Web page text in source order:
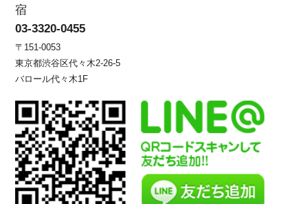
宿
03-3320-0455
〒151-0053
東京都渋谷区代々木2-26-5
バロール代々木1F